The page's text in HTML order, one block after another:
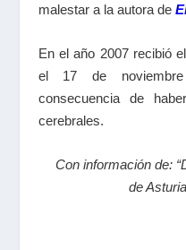
malestar a la autora de
En el año 2007 recibió
el 17 de
consecuencia de
cerebrales.
Con información de:
de